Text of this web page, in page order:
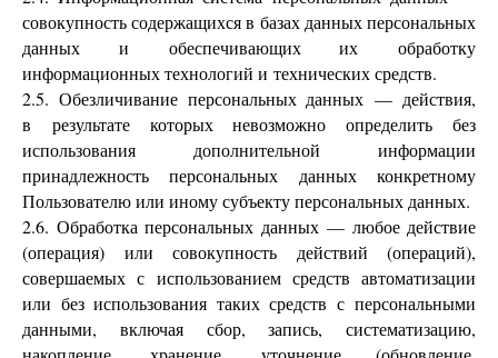
совокупность содержащихся в базах данных персональных
данных и обеспечивающих их обработку
информационных технологий и технических средств.
2.5. Обезличивание персональных данных — действия,
в результате которых невозможно определить без
использования дополнительной информации
принадлежность персональных данных конкретному
Пользователю или иному субъекту персональных данных.
2.6. Обработка персональных данных — любое действие
(операция) или совокупность действий (операций),
совершаемых с использованием средств автоматизации
или без использования таких средств с персональными
данными, включая сбор, запись, систематизацию,